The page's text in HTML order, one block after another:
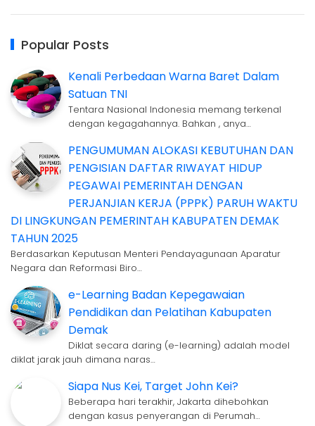
Popular Posts
Kenali Perbedaan Warna Baret Dalam
Satuan TNI
Tentara Nasional Indonesia memang terkenal
dengan kegagahannya. Bahkan , anya…
PENGUMUMAN ALOKASI KEBUTUHAN DAN
PENGISIAN DAFTAR RIWAYAT HIDUP
PEGAWAI PEMERINTAH DENGAN
PERJANJIAN KERJA (PPPK) PARUH WAKTU
DI LINGKUNGAN PEMERINTAH KABUPATEN DEMAK
TAHUN 2025
Berdasarkan Keputusan Menteri Pendayagunaan Aparatur
Negara dan Reformasi Biro…
e-Learning Badan Kepegawaian
Pendidikan dan Pelatihan Kabupaten
Demak
Diklat secara daring (e-learning) adalah model
diklat jarak jauh dimana naras…
Siapa Nus Kei, Target John Kei?
Beberapa hari terakhir, Jakarta dihebohkan
dengan kasus penyerangan di Perumah…